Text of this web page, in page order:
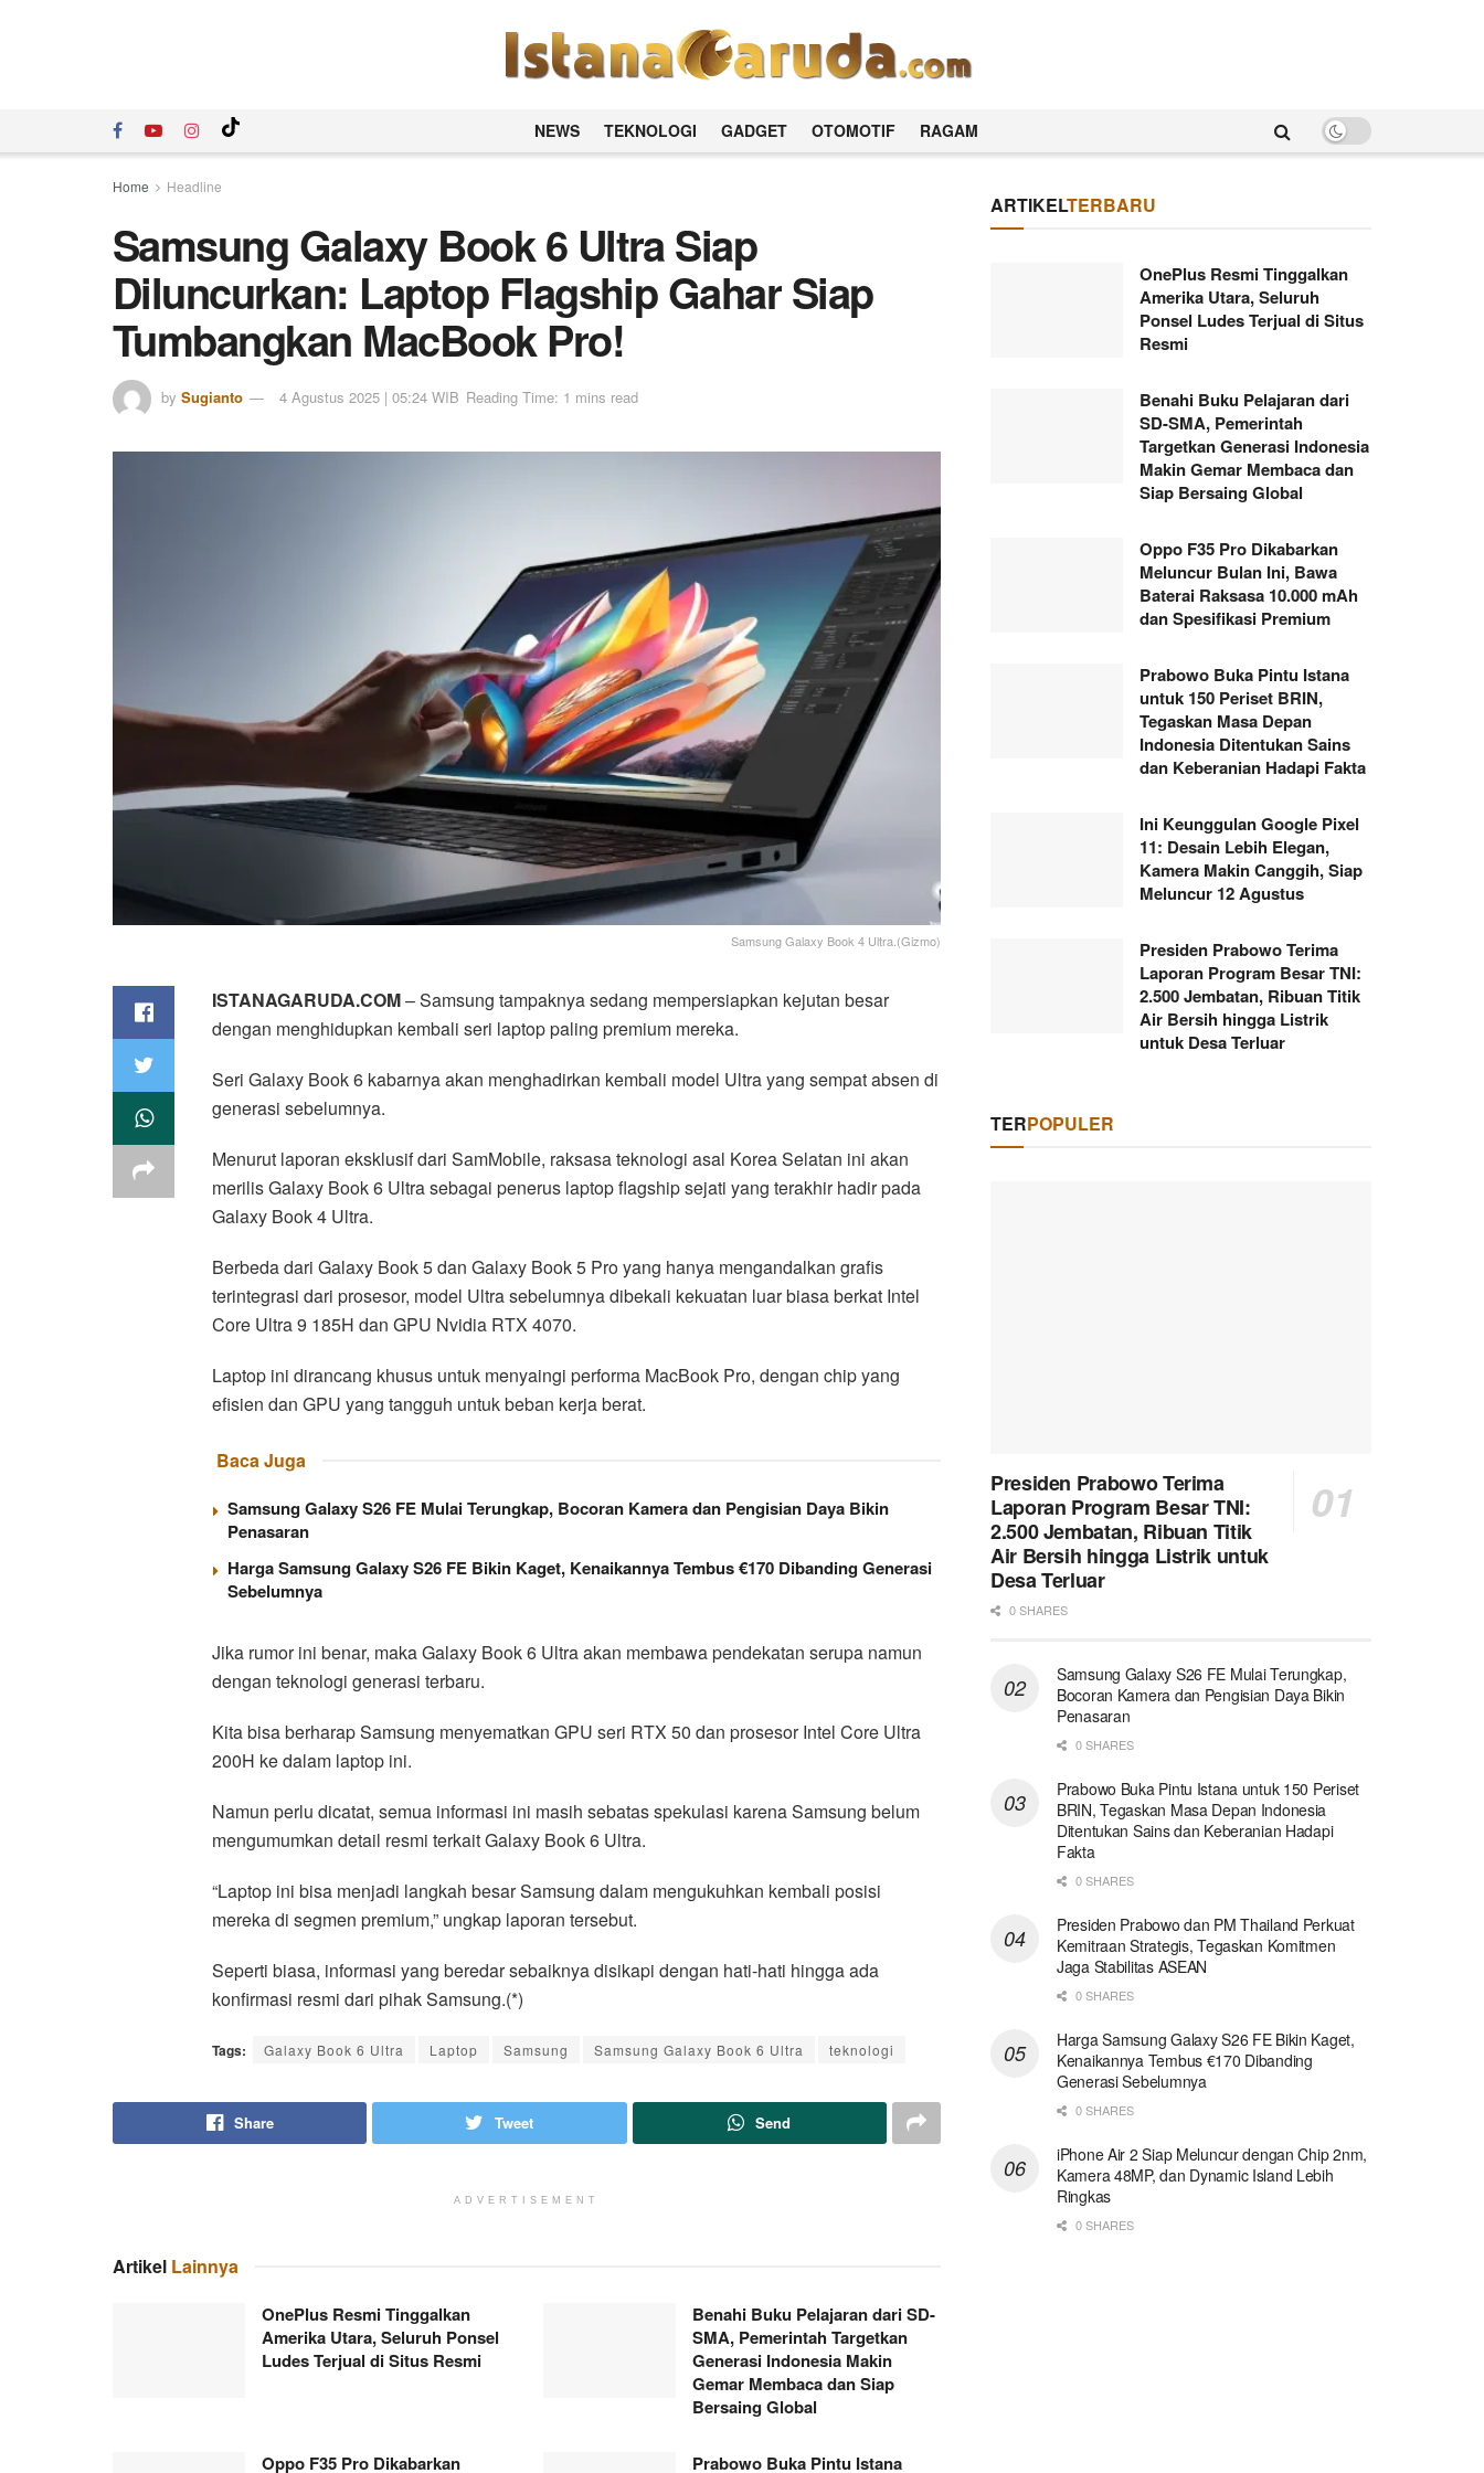
NEWS TEKNOLOGI GADGET OTOMOTIF RAGAM
Home Headline
Samsung Galaxy Book 6 Ultra Siap
Diluncurkan: Laptop Flagship Gahar Siap
Tumbangkan MacBook Pro!
by Sugianto 4 Agustus 2025 | 05:24 WIB Reading Time: 1 mins read
Samsung Galaxy Book 4 Ultra.(Gizmo)
ISTANAGARUDA.COM– Samsung tampaknya sedang mempersiapkan kejutan besar
dengan menghidupkan kembali seri laptop paling premium mereka.
Seri Galaxy Book 6 kabarnya akan menghadirkan kembali model Ultra yang sempat absen di
generasi sebelumnya.
Menurut laporan eksklusif dari SamMobile, raksasa teknologi asal Korea Selatan ini akan
merilis Galaxy Book 6 Ultra sebagai penerus laptop flagship sejati yang terakhir hadir pada
Galaxy Book 4 Ultra.
Berbeda dari Galaxy Book 5 dan Galaxy Book 5 Pro yang hanya mengandalkan grafis
terintegrasi dari prosesor, model Ultra sebelumnya dibekali kekuatan luar biasa berkat Intel
Core Ultra 9 185H dan GPU Nvidia RTX 4070.
Laptop ini dirancang khusus untuk menyaingi performa MacBook Pro, dengan chip yang
efisien dan GPU yang tangguh untuk beban kerja berat.
Baca Juga
Samsung Galaxy S26 FE Mulai Terungkap, Bocoran Kamera dan Pengisian Daya Bikin
Penasaran
Harga Samsung Galaxy S26 FE Bikin Kaget, Kenaikannya Tembus €170 Dibanding Generasi
Sebelumnya
Jika rumor ini benar, maka Galaxy Book 6 Ultra akan membawa pendekatan serupa namun
dengan teknologi generasi terbaru.
Kita bisa berharap Samsung menyematkan GPU seri RTX 50 dan prosesor Intel Core Ultra
200H ke dalam laptop ini.
Namun perlu dicatat, semua informasi ini masih sebatas spekulasi karena Samsung belum
mengumumkan detail resmi terkait Galaxy Book 6 Ultra.
“Laptop ini bisa menjadi langkah besar Samsung dalam mengukuhkan kembali posisi
mereka di segmen premium,” ungkap laporan tersebut.
Seperti biasa, informasi yang beredar sebaiknya disikapi dengan hati-hati hingga ada
konfirmasi resmi dari pihak Samsung.(*)
Tags: Galaxy Book 6 Ultra Laptop Samsung Samsung Galaxy Book 6 Ultra teknologi
Share Tweet Send
ADVERTISEMENT
Artikel Lainnya
OnePlus Resmi Tinggalkan
Amerika Utara, Seluruh Ponsel
Ludes Terjual di Situs Resmi
Benahi Buku Pelajaran dari SD-
SMA, Pemerintah Targetkan
Generasi Indonesia Makin
Gemar Membaca dan Siap
Bersaing Global
Oppo F35 Pro Dikabarkan
Prabowo Buka Pintu Istana
ARTIKELTERBARU
OnePlus Resmi Tinggalkan
Amerika Utara, Seluruh
Ponsel Ludes Terjual di Situs
Resmi
Benahi Buku Pelajaran dari
SD-SMA, Pemerintah
Targetkan Generasi Indonesia
Makin Gemar Membaca dan
Siap Bersaing Global
Oppo F35 Pro Dikabarkan
Meluncur Bulan Ini, Bawa
Baterai Raksasa 10.000 mAh
dan Spesifikasi Premium
Prabowo Buka Pintu Istana
untuk 150 Periset BRIN,
Tegaskan Masa Depan
Indonesia Ditentukan Sains
dan Keberanian Hadapi Fakta
Ini Keunggulan Google Pixel
11: Desain Lebih Elegan,
Kamera Makin Canggih, Siap
Meluncur 12 Agustus
Presiden Prabowo Terima
Laporan Program Besar TNI:
2.500 Jembatan, Ribuan Titik
Air Bersih hingga Listrik
untuk Desa Terluar
TERPOPULER
Presiden Prabowo Terima
Laporan Program Besar TNI:
2.500 Jembatan, Ribuan Titik
Air Bersih hingga Listrik untuk
Desa Terluar
0 SHARES
Samsung Galaxy S26 FE Mulai Terungkap,
Bocoran Kamera dan Pengisian Daya Bikin
Penasaran
0 SHARES
Prabowo Buka Pintu Istana untuk 150 Periset
BRIN, Tegaskan Masa Depan Indonesia
Ditentukan Sains dan Keberanian Hadapi
Fakta
0 SHARES
Presiden Prabowo dan PM Thailand Perkuat
Kemitraan Strategis, Tegaskan Komitmen
Jaga Stabilitas ASEAN
0 SHARES
Harga Samsung Galaxy S26 FE Bikin Kaget,
Kenaikannya Tembus €170 Dibanding
Generasi Sebelumnya
0 SHARES
iPhone Air 2 Siap Meluncur dengan Chip 2nm,
Kamera 48MP, dan Dynamic Island Lebih
Ringkas
0 SHARES